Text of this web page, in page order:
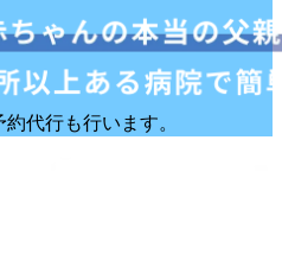
代行も行います。